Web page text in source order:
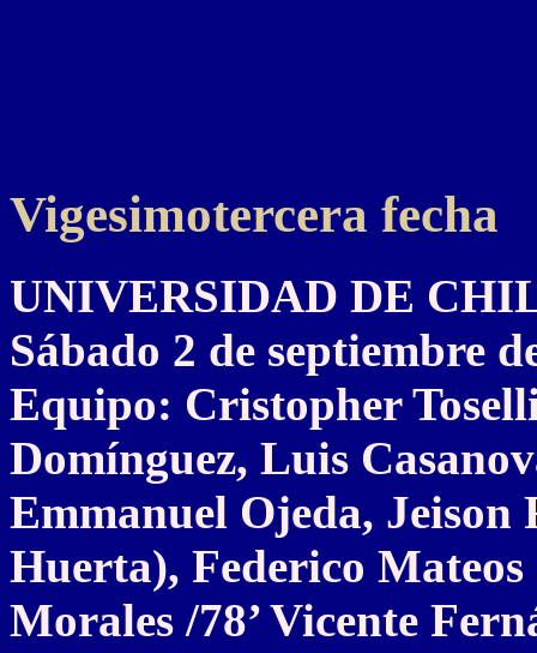
Vigesimotercera fecha
UNIVERSIDAD DE
Sábado 2 de septiembre
Equipo: Cristopher
Domínguez, Luis
Emmanuel Ojeda, Jeison
Huerta), Federico Mateos
Morales /78’ Vicente